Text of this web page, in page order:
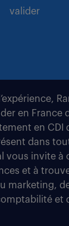
valider
en France
en CDI
dans
vous invite à
et à
marketing,
et